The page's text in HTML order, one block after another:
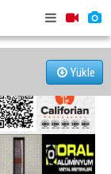
Yükle